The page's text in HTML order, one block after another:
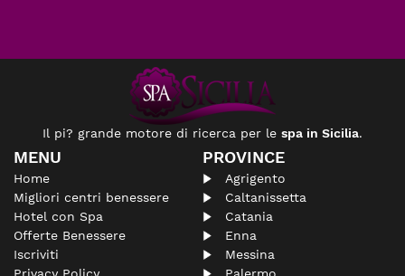
Il pi? grande motore di ricerca per le spa in Sicilia.
MENU
Home
Migliori centri benessere
Hotel con Spa
Offerte Benessere
Iscriviti
PROVINCE
Agrigento
Caltanissetta
Catania
Enna
Messina